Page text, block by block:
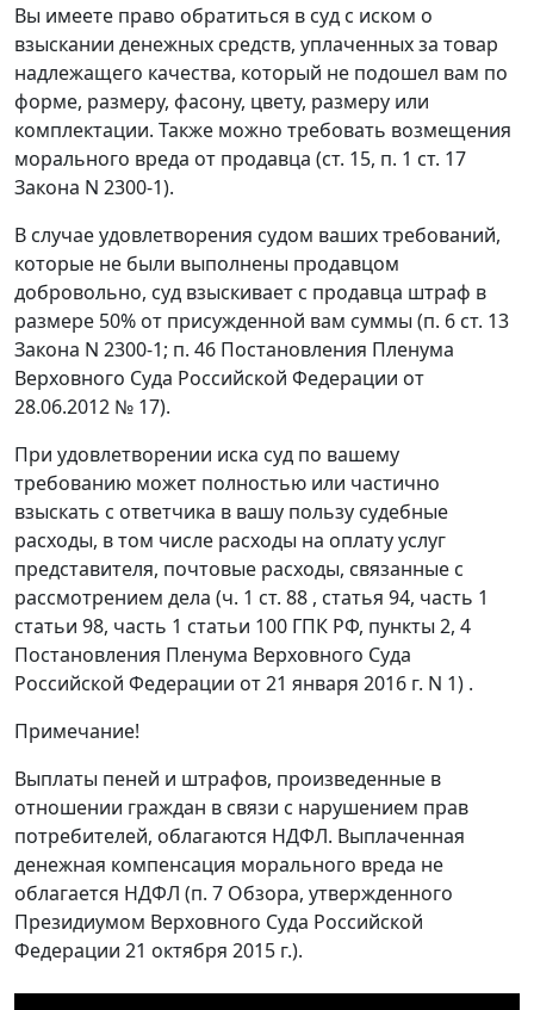
Вы имеете право обратиться в суд с иском о
взыскании денежных средств, уплаченных за товар
надлежащего качества, который не подошел вам по
форме, размеру, фасону, цвету, размеру или
комплектации. Также можно требовать возмещения
морального вреда от продавца (ст. 15, п. 1 ст. 17
Закона N 2300-1).
В случае удовлетворения судом ваших требований,
которые не были выполнены продавцом
добровольно, суд взыскивает с продавца штраф в
размере 50% от присужденной вам суммы (п. 6 ст. 13
Закона N 2300-1; п. 46 Постановления Пленума
Верховного Суда Российской Федерации от
28.06.2012 № 17).
При удовлетворении иска суд по вашему
требованию может полностью или частично
взыскать с ответчика в вашу пользу судебные
расходы, в том числе расходы на оплату услуг
представителя, почтовые расходы, связанные с
рассмотрением дела (ч. 1 ст. 88 , статья 94, часть 1
статьи 98, часть 1 статьи 100 ГПК РФ, пункты 2, 4
Постановления Пленума Верховного Суда
Российской Федерации от 21 января 2016 г. N 1) .
Примечание!
Выплаты пеней и штрафов, произведенные в
отношении граждан в связи с нарушением прав
потребителей, облагаются НДФЛ. Выплаченная
денежная компенсация морального вреда не
облагается НДФЛ (п. 7 Обзора, утвержденного
Президиумом Верховного Суда Российской
Федерации 21 октября 2015 г.).